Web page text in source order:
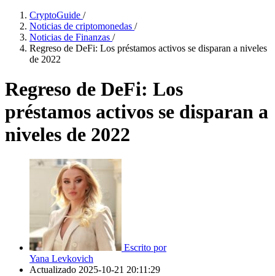
CryptoGuide /
Noticias de criptomonedas /
Noticias de Finanzas /
Regreso de DeFi: Los préstamos activos se disparan a niveles
de 2022
Regreso de DeFi: Los
préstamos activos se disparan a
niveles de 2022
Escrito por
Yana Levkovich
Actualizado 2025-10-21 20:11:29